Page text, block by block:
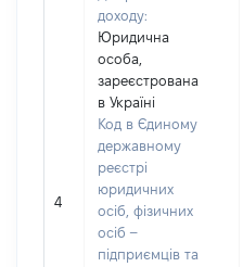
4
доходу:
Юридична
особа,
зареєстрована
в Україні
Код в Єдиному
державному
реєстрі
юридичних
осіб, фізичних
осіб –
підприємців та